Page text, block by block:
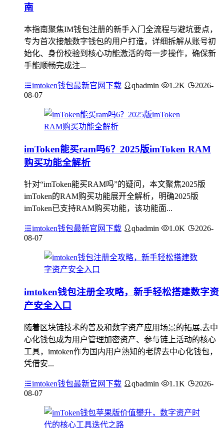
南
本指南聚焦IM钱包注册的新手入门全流程与避坑要点，
专为首次接触数字钱包的用户打造，详细拆解从账号初
始化、身份校验到核心功能激活的每一步操作，确保新
手能顺畅完成注...
imtoken钱包最新官网下载 qbadmin 1.2K
2026-
08-07
imToken能买ram吗6？2025版imToken RAM
购买功能全解析
针对“imToken能买RAM吗”的疑问，本文聚焦2025版
imToken的RAM购买功能展开全解析，明确2025版
imToken已支持RAM购买功能，该功能面...
imtoken钱包最新官网下载 qbadmin 1.0K
2026-
08-07
imtoken钱包注册全攻略，新手轻松搭建数字资
产安全入口
随着区块链技术的普及和数字资产应用场景的拓展,去中
心化钱包成为用户管理加密资产、参与链上活动的核心
工具，imtoken作为国内用户熟知的老牌去中心化钱包，
凭借安...
imtoken钱包最新官网下载 qbadmin 1.1K
2026-
08-07